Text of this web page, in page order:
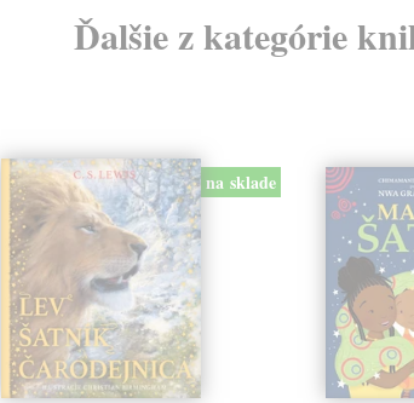
Ďalšie z kategórie
na sklade